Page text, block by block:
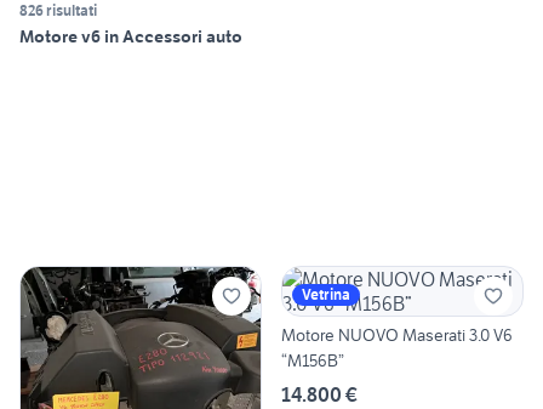
826 risultati
Motore v6 in Accessori auto
Vetrina
Motore NUOVO Maserati 3.0 V6
“M156B”
14.800 €